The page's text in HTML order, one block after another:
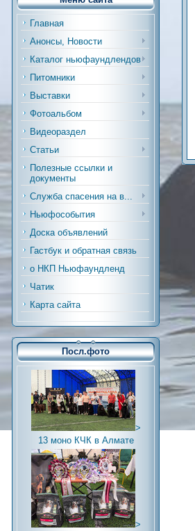
Главная
Анонсы, Новости
Каталог ньюфаундлендов
Питомники
Выставки
Фотоальбом
Видеораздел
Статьи
Полезные ссылки и
документы
Служба спасения на в...
Ньюфособытия
Доска объявлений
Гастбук и обратная связь
о НКП Ньюфаундленд
Чатик
Карта сайта
Посл.фото
>
13 моно КЧК в Алмате
>